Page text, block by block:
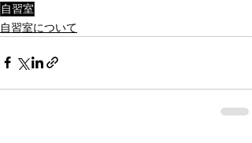
自習室
自習室について